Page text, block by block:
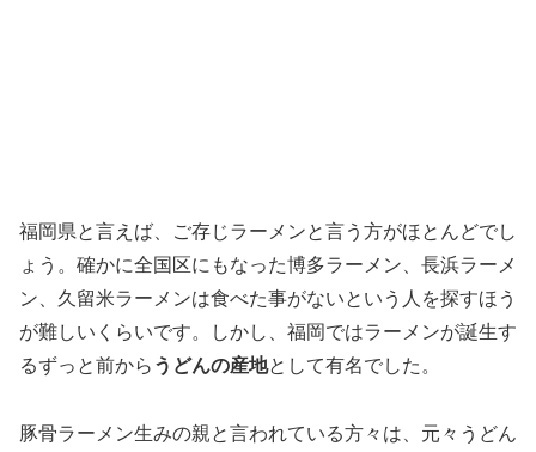
福岡県と言えば、ご存じラーメンと言う方がほとんどでし
ょう。確かに全国区にもなった博多ラーメン、長浜ラーメ
ン、久留米ラーメンは食べた事がないという人を探すほう
が難しいくらいです。しかし、福岡ではラーメンが誕生す
るずっと前から うどんの産地として有名でした。
豚骨ラーメン生みの親と言われている方々は、元々うどん